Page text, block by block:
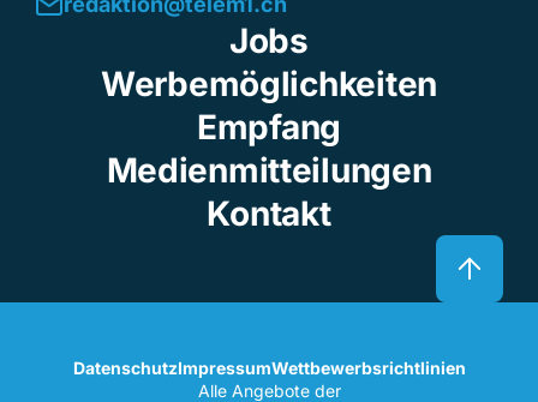
Jobs
Werbemöglichkeiten
Empfang
Medienmitteilungen
Kontakt
DatenschutzImpressumWettbewerbsrichtlinien
Alle Angebote der